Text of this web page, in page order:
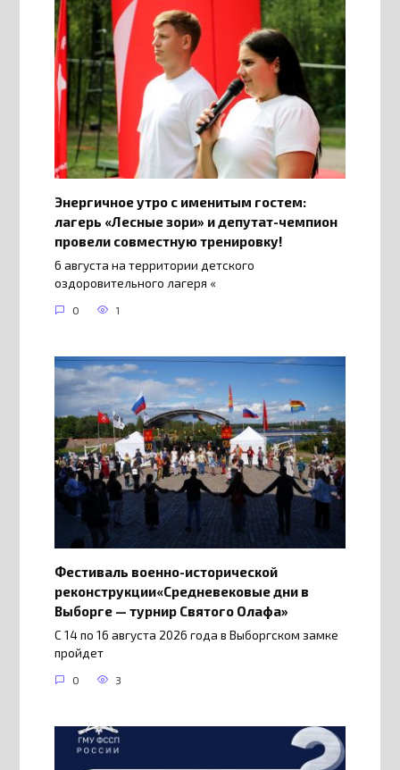
Энергичное утро с именитым гостем:
лагерь «Лесные зори» и депутат-чемпион
провели совместную тренировку!
6 августа на территории детского
оздоровительного лагеря «
0 1
Фестиваль военно-исторической
реконструкции«Средневековые дни в
Выборге — турнир Святого Олафа»
С 14 по 16 августа 2026 года в Выборгском замке
пройдет
0 3